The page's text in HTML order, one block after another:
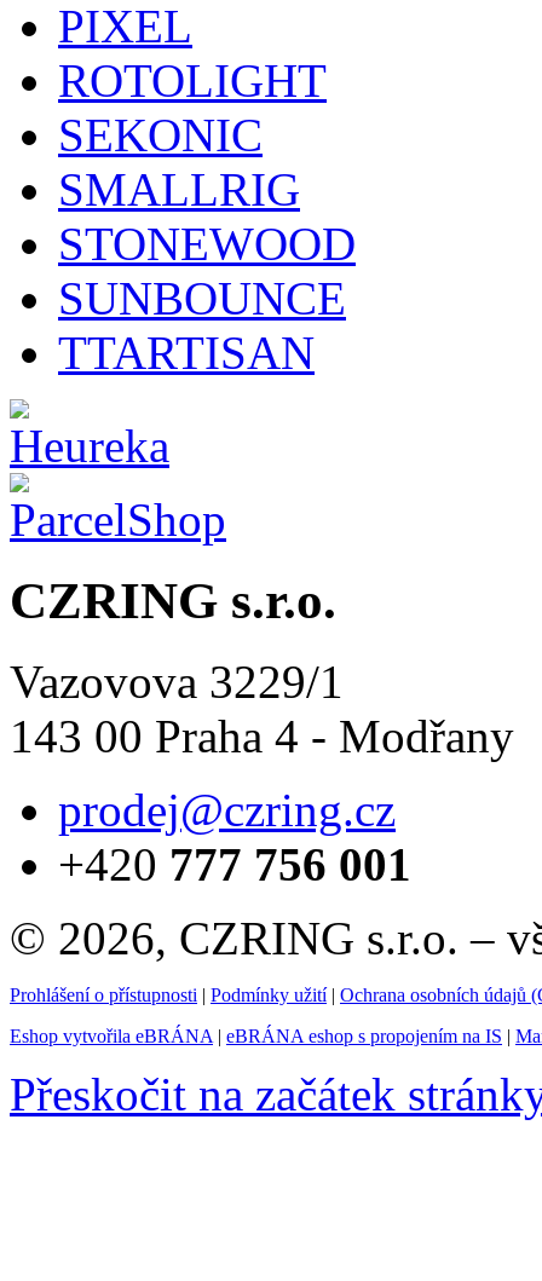
PIXEL
ROTOLIGHT
SEKONIC
SMALLRIG
STONEWOOD
SUNBOUNCE
TTARTISAN
CZRING s.r.o.
Vazovova 3229/1
143 00 Praha 4 - Modřany
prodej@czring.cz
+420 777 756 001
© 2026, CZRING s.r.o. –
Prohlášení o přístupnosti | Podmínky užití| Ochrana osobních údajů
Eshop vytvořila eBRÁNA | eBRÁNA eshop s propojením na IS |
Přeskočit na začátek